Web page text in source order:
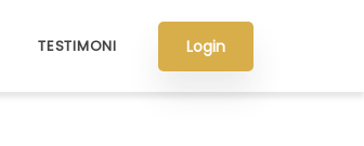
TESTIMONI Login